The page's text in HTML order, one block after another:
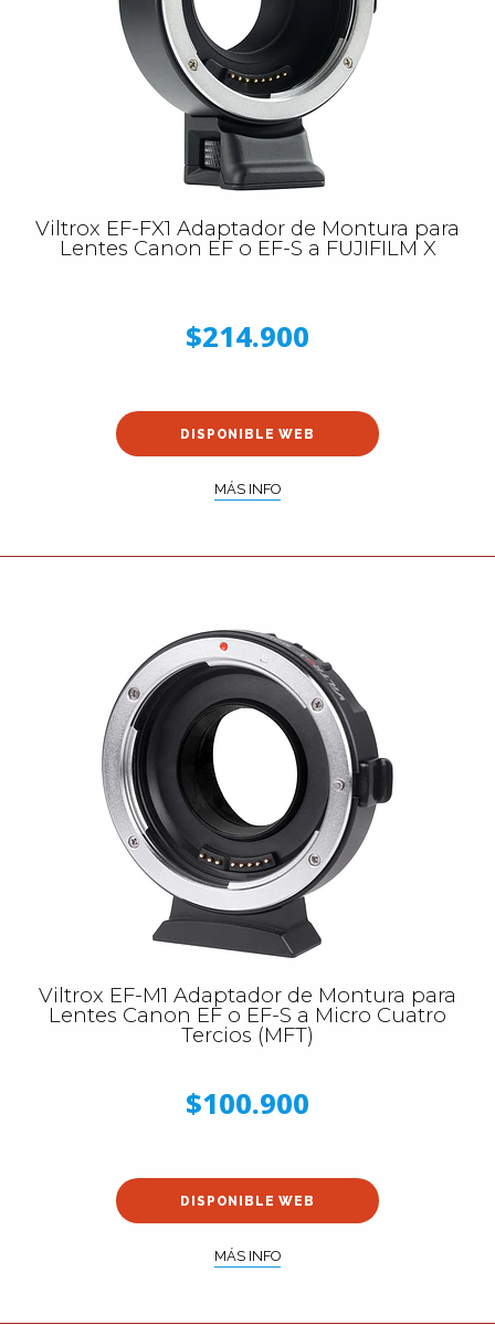
Viltrox EF-FX1 Adaptador de Montura para
Lentes Canon EF o EF-S a FUJIFILM X
$214.900
DISPONIBLE WEB
MÁS INFO
Viltrox EF-M1 Adaptador de Montura para
Lentes Canon EF o EF-S a Micro Cuatro
Tercios (MFT)
$100.900
DISPONIBLE WEB
MÁS INFO